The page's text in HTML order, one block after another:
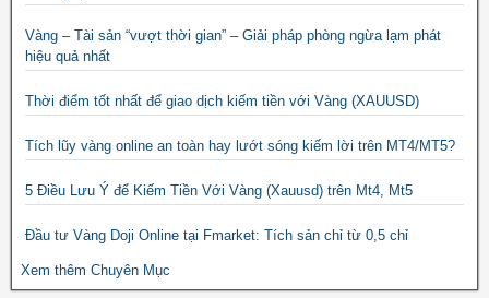
Vàng – Tài sản “vượt thời gian” – Giải pháp phòng ngừa lạm phát
hiệu quả nhất
Thời điểm tốt nhất để giao dịch kiếm tiền với Vàng (XAUUSD)
Tích lũy vàng online an toàn hay lướt sóng kiếm lời trên MT4/MT5?
5 Điều Lưu Ý để Kiếm Tiền Với Vàng (Xauusd) trên Mt4, Mt5
Đầu tư Vàng Doji Online tại Fmarket: Tích sản chỉ từ 0,5 chỉ
Xem thêm Chuyên Mục